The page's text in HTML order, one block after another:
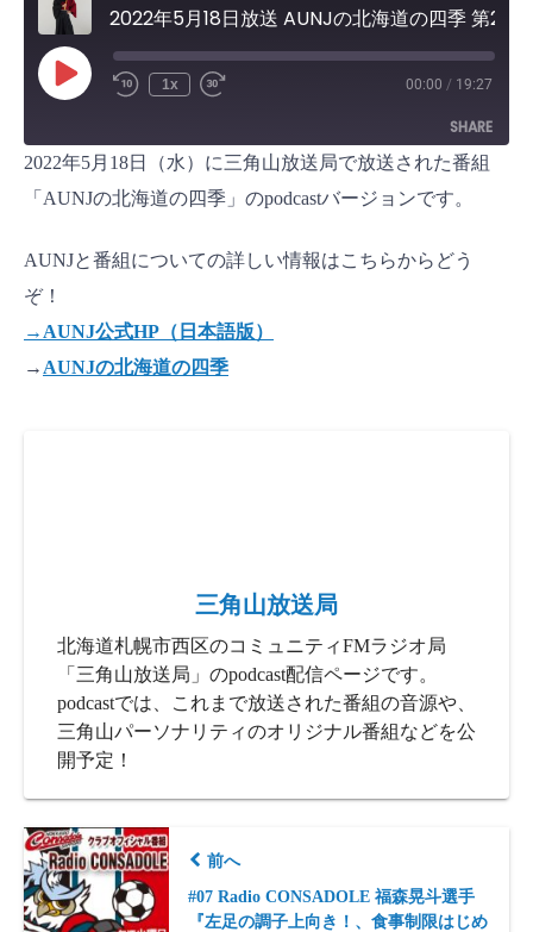
P
l
E
p
s
1x 00:00 / 19:27
SHARE
SHARE
EMBED
2022年5月18日（水）に三角山放送局で放送された番組
「AUNJの北海道の四季」のpodcastバージョンです。
AUNJと番組についての詳しい情報はこちらからどう
ぞ！
→AUNJ公式HP（日本語版）
→ AUNJの北海道の四季
三角山放送局
北海道札幌市西区のコミュニティFMラジオ局
「三角山放送局」のpodcast配信ページです。
podcastでは、これまで放送された番組の音源や、
三角山パーソナリティのオリジナル番組などを公
開予定！
前へ
#07 Radio CONSADOLE 福森晃斗選手
『左足の調子上向き！、食事制限はじめ